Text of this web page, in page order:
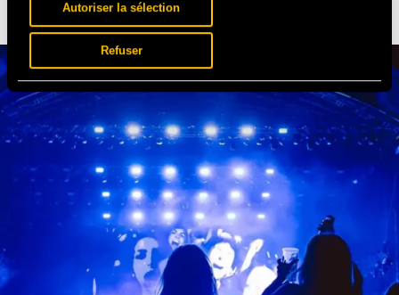
Autoriser la sélection
Refuser
MERCI D’ÊTRE LÀ